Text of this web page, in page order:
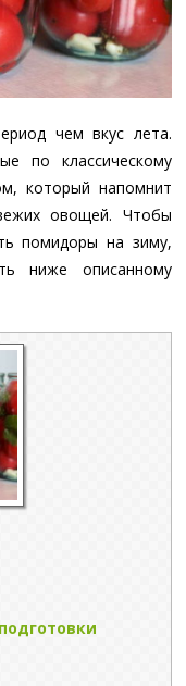
чем вкус лета.
по классическому
который напомнит
овощей. Чтобы
помидоры на зиму,
ниже описанному